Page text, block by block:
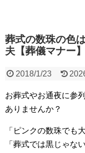
葬式の数珠の色
夫【葬儀マナー】
2018/1/23
お葬式やお通夜に参
ありませんか？
「ピンクの数珠でも
「葬式では黒じゃな